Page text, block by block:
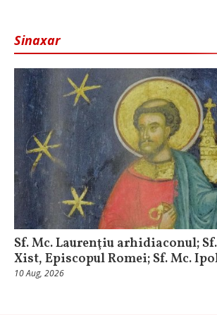
Sinaxar
Sf. Mc. Laurenţiu arhidiaconul;
Xist, Episcopul Romei; Sf. Mc.
10 Aug, 2026